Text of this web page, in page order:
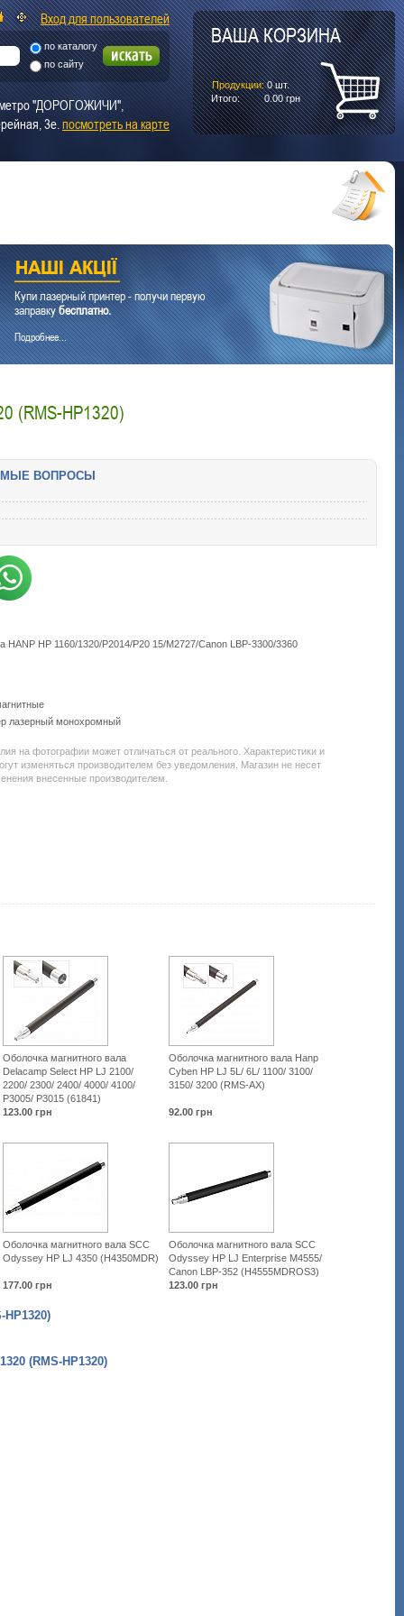
Купи лазерный принтер - получи первую
заправкубесплатно.
Подробнее...
(RMS-HP1320)
ВОПРОСЫ
HANP HP 1160/1320/P2014/P20 15/M2727/Canon LBP-3300/3360
лазерный монохромный
service.com.uacatalog/4843-
zapchasti-
k-
на фотографии может отличаться от реального. Характеристики и
изменяться производителем без уведомления. Магазин не несет
внесенные производителем.
Оболочка магнитного вала
Delacamp Select HP LJ 2100/
2200/ 2300/ 2400/ 4000/ 4100/
P3005/ P3015 (61841)
Оболочка магнитного вала Hanp
Cyben HP LJ 5L/ 6L/ 1100/ 3100/
3150/ 3200 (RMS-AX)
123.00 грн 92.00 грн
Оболочка магнитного вала SCC
Odyssey HP LJ 4350 (H4350MDR)
Оболочка магнитного вала SCC
Odyssey HP LJ Enterprise M4555/
Canon LBP-352 (H4555MDROS3)
177.00 грн 123.00 грн
(RMS-HP1320)
ВАША КОРЗИНА
Продукции: 0шт.
Итого:
0.00 грн
Вход для пользователей
по каталогу
по сайту
метро "ДОРОГОЖИЧИ",
3е.посмотреть на карте